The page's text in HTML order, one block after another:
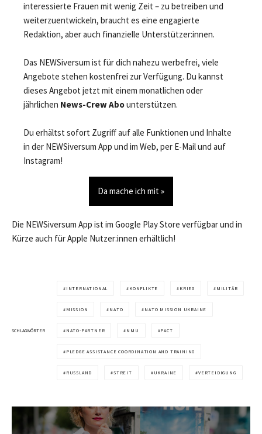
interessierte Frauen mit wenig Zeit – zu betreiben und
weiterzuentwickeln, braucht es eine engagierte
Redaktion, aber auch finanzielle Unterstützer:innen.
Das NEWSiversum ist für dich nahezu werbefrei, viele
Angebote stehen kostenfrei zur Verfügung. Du kannst
dieses Angebot jetzt mit einem monatlichen oder
jährlichen News-Crew Abounterstützen.
Du erhältst sofort Zugriff auf alle Funktionen und Inhalte
in der NEWSiversum App und im Web, per E-Mail und auf
Instagram!
Da mache ich mit »
Die NEWSiversum App ist im Google Play Store verfügbar und in
Kürze auch für Apple Nutzer:innen erhältlich!
SCHLAGWÖRTER
INTERNATIONAL KONFLIKTE KRIEG MILITÄR
MISSION NATO NATO MISSION UKRAINE
NATO-PARTNER NMU PACT
PLEDGE ASSISTANCE COORDINATION AND TRAINING
RUSSLAND STREIT UKRAINE VERTEIDIGUNG